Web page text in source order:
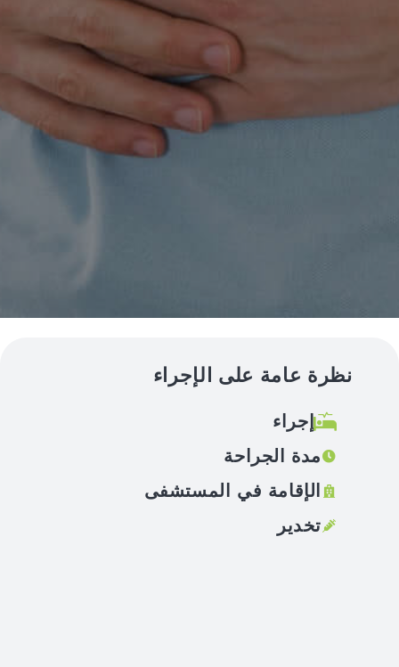
نظرة عامة على الإجراء
إجراء
مدة الجراحة
الإقامة في المستشفى
تخدير